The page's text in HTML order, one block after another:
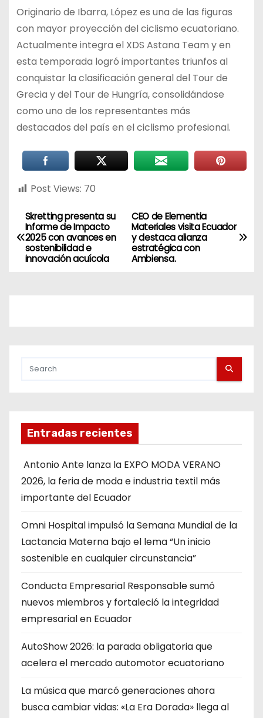
Originario de Ibarra, López es una de las figuras
con mayor proyección del ciclismo ecuatoriano.
Actualmente integra el XDS Astana Team y en
esta temporada logró importantes triunfos al
conquistar la clasificación general del Tour de
Grecia y del Tour de Hungría, consolidándose
como uno de los representantes más
destacados del país en el ciclismo profesional.
Post Views: 70
CEO de Elementia
Materiales visita Ecuador
y destaca alianza
estratégica con
Ambiensa.
Skretting presenta su
Informe de Impacto
2025 con avances en
sostenibilidad e
innovación acuícola
Entradas recientes
Antonio Ante lanza la EXPO MODA VERANO
2026, la feria de moda e industria textil más
importante del Ecuador
Omni Hospital impulsó la Semana Mundial de la
Lactancia Materna bajo el lema “Un inicio
sostenible en cualquier circunstancia”
Conducta Empresarial Responsable sumó
nuevos miembros y fortaleció la integridad
empresarial en Ecuador
AutoShow 2026: la parada obligatoria que
acelera el mercado automotor ecuatoriano
La música que marcó generaciones ahora
busca cambiar vidas: «La Era Dorada» llega al